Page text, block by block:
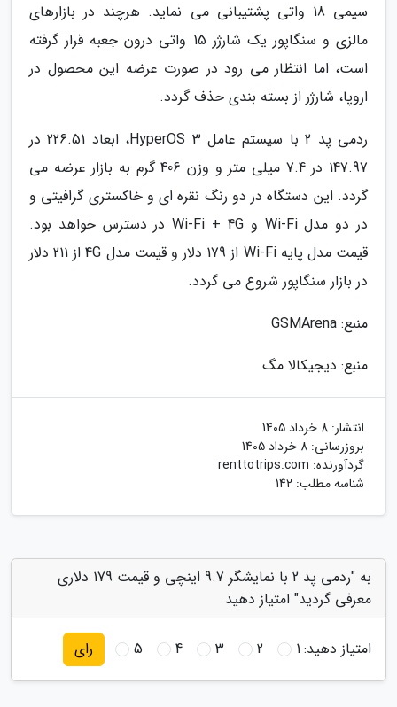
سیمی 18 واتی پشتیبانی می نماید. هرچند در بازارهای
مالزی و سنگاپور یک شارژر 15 واتی درون جعبه قرار گرفته
است، اما انتظار می رود در صورت عرضه این محصول در
اروپا، شارژر از بسته بندی حذف گردد.
ردمی پد 2 با سیستم عامل HyperOS 3، ابعاد 226.51 در
147.97 در 7.4 میلی متر و وزن 406 گرم به بازار عرضه می
گردد. این دستگاه در دو رنگ نقره ای و خاکستری گرافیتی و
در دو مدل Wi-Fi و Wi-Fi + 4G در دسترس خواهد بود.
قیمت مدل پایه Wi-Fi از 179 دلار و قیمت مدل 4G از 211 دلار
در بازار سنگاپور شروع می گردد.
منبع: GSMArena
منبع: دیجیکالا مگ
انتشار: 8 خرداد 1405
بروزرسانی: 8 خرداد 1405
گردآورنده: renttotrips.com
شناسه مطلب: 142
به "ردمی پد 2 با نمایشگر 9.7 اینچی و قیمت 179 دلاری
معرفی گردید" امتیاز دهید
امتیاز دهید:1
2
3
4
5 رای